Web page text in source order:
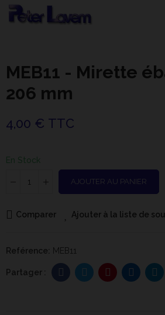
MEB11 - Mirette
206 mm
4,00 € TTC
En Stock
AJOUTER AU PANIER
Comparer Ajouter à la liste de
Reférence: MEB11